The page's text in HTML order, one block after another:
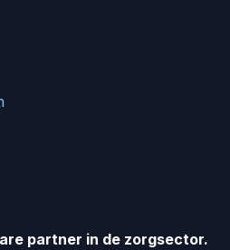
partner in de zorgsector.